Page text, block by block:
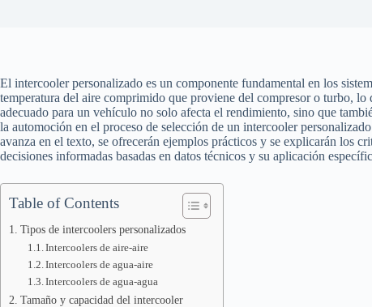
El intercooler personalizado es un componente fundamental en los
temperatura del aire comprimido que proviene del compresor o turbo,
adecuado para un vehículo no solo afecta el rendimiento, sino que
la automoción en el proceso de selección de un intercooler
avanza en el texto, se ofrecerán ejemplos prácticos y se explicarán los
decisiones informadas basadas en datos técnicos y su aplicación
Table of Contents
Tipos de intercoolers personalizados
Intercoolers de aire-aire
Intercoolers de agua-aire
Intercoolers de agua-agua
Tamaño y capacidad del intercooler